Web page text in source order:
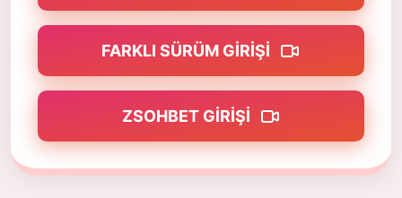
FARKLI SÜRÜM GIRIŞI
ZSOHBET GIRIŞI